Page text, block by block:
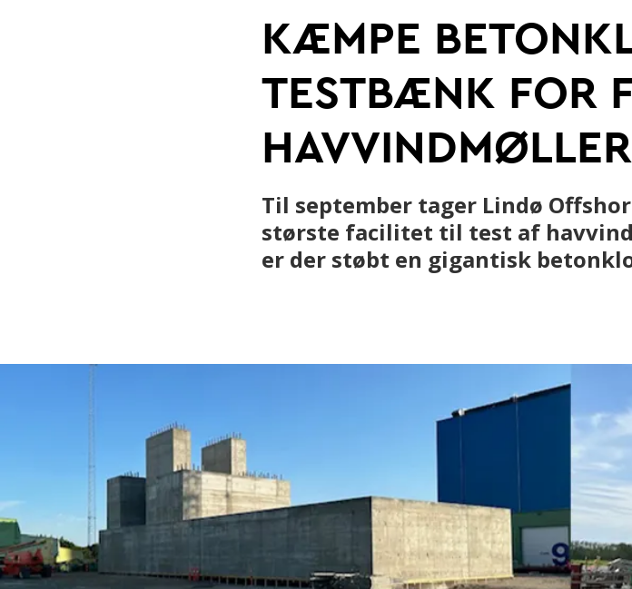
Byrum
KÆMPE
TESTBÆNK FOR
HAVVINDMØLLER
Til september tager Lindø
største facilitet til test af
er der støbt en gigantisk